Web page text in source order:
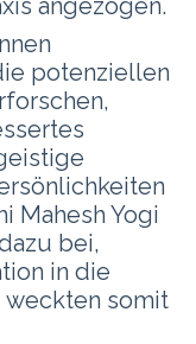
potenziellen
Mahesh Yogi
bei,
in die
weckten somit